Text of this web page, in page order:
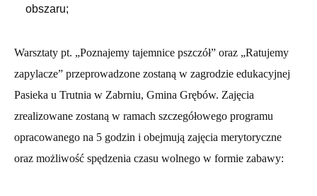
obszaru;
Warsztaty pt. „Poznajemy tajemnice pszczół” oraz „Ratujemy
zapylacze” przeprowadzone zostaną w zagrodzie edukacyjnej
Pasieka u Trutnia w Zabrniu, Gmina Grębów. Zajęcia
zrealizowane zostaną w ramach szczegółowego programu
opracowanego na 5 godzin i obejmują zajęcia merytoryczne
oraz możliwość spędzenia czasu wolnego w formie zabawy: